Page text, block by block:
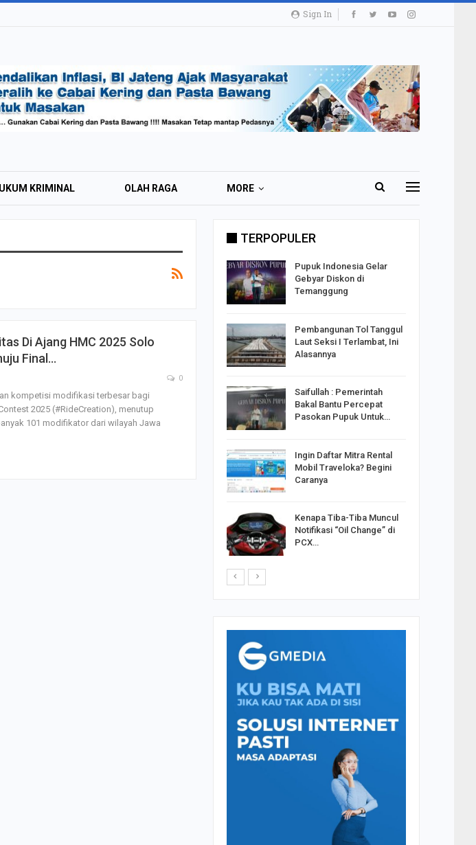
Sign In
KRIMINAL OLAH RAGA MORE
Di Ajang HMC 2025 Solo
Final…
0
kompetisi modifikasi terbesar bagi
2025 (#RideCreation), menutup
101 modifikator dari wilayah Jawa
TERPOPULER
KAI Daop 4 Layani 51 Ribu
Wisman pada Semester I
Tempe Mendoan Pakai
Relawan “Aksi Sahabat
Gibran” Gelar Masak Sehat
di Semarang,…
Pupuk Indonesia Gelar
Gebyar Diskon di
Temanggung
Pembangunan Tol Tanggul
Laut Seksi I Terlambat, Ini
Alasannya
Saifullah : Pemerintah
Bakal Bantu Percepat
Pasokan Pupuk Untuk…
Ingin Daftar Mitra Rental
Mobil Traveloka? Begini
Caranya
Kenapa Tiba-Tiba Muncul
Notifikasi “Oil Change” di
PCX…